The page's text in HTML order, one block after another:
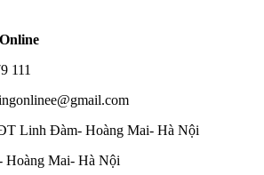
111
Linh Đàm- Hoàng Mai- Hà Nội
Hoàng Mai- Hà Nội